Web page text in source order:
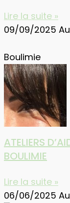
Lire la suite »
09/09/2025
Boulimie
ATELIERS
BOULIMIE
Lire la suite »
06/06/2025